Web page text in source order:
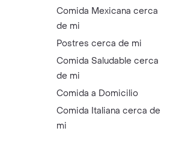
Comida Mexicana cerca
de mi
Postres cerca de mi
Comida Saludable cerca
de mi
Comida a Domicilio
Comida Italiana cerca de
mi